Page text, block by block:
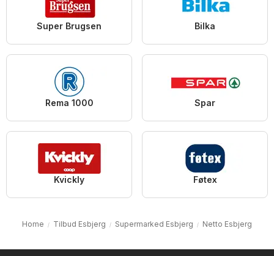
Super Brugsen Bilka
Rema 1000 Spar
Kvickly Føtex
Home Tilbud Esbjerg Supermarked Esbjerg Netto Esbjerg